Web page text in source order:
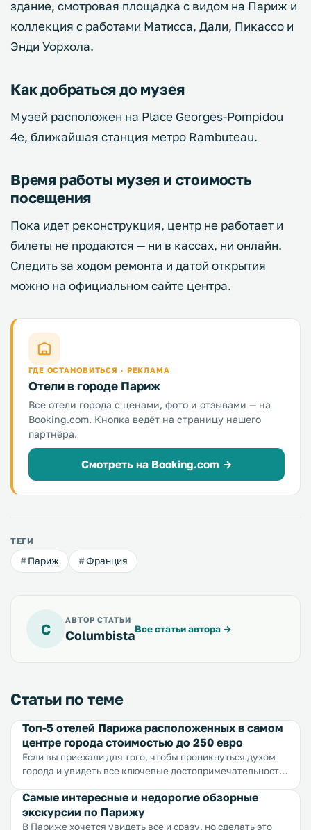
здание, смотровая площадка с видом на Париж и
коллекция с работами Матисса, Дали, Пикассо и
Энди Уорхола.
Как добраться до музея
Музей расположен на Place Georges-Pompidou
4е, ближайшая станция метро Rambuteau.
Время работы музея и стоимость
посещения
Пока идет реконструкция, центр не работает и
билеты не продаются — ни в кассах, ни онлайн.
Следить за ходом ремонта и датой открытия
можно на официальном сайте центра.
ГДЕ ОСТАНОВИТЬСЯ · РЕКЛАМА
Отели в городе Париж
Все отели города с ценами, фото и отзывами — на
Booking.com. Кнопка ведёт на страницу нашего
партнёра.
Смотреть на Booking.com →
ТЕГИ
Париж Франция
C
АВТОР СТАТЬИ
ColumbistaВсе статьи автора →
Статьи по теме
Топ-5 отелей Парижа расположенных в самом
центре города стоимостью до 250 евро
Если вы приехали для того, чтобы проникнуться духом
города и увидеть все ключевые достопримечательности,
в центре самые высокие цены на жилье, с другой, если
поискать, можно найти хорошие варианты по
приемлимым ценам, что мы для вас и сделали.
Самые интересные и недорогие обзорные
экскурсии по Парижу
В Париже хочется увидеть все и сразу, но сделать это